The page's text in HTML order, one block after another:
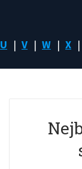
U V W X